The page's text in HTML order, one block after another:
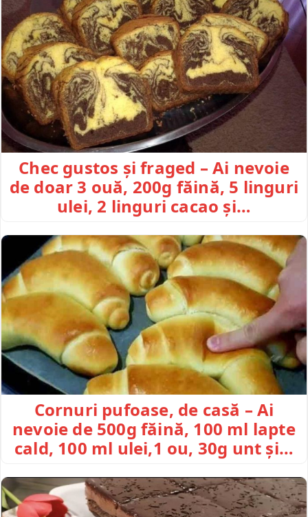
Chec gustos și fraged – Ai nevoie
de doar 3 ouă, 200g făină, 5 linguri
ulei, 2 linguri cacao și…
Cornuri pufoase, de casă – Ai
nevoie de 500g făină, 100 ml lapte
cald, 100 ml ulei,1 ou, 30g unt și…